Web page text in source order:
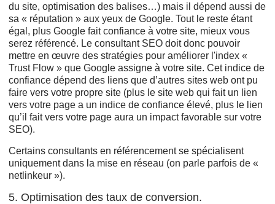
du site, optimisation des balises…) mais il dépend aussi de
sa « réputation » aux yeux de Google. Tout le reste étant
égal, plus Google fait confiance à votre site, mieux vous
serez référencé. Le consultant SEO doit donc pouvoir
mettre en œuvre des stratégies pour améliorer l'index «
Trust Flow » que Google assigne à votre site. Cet indice de
confiance dépend des liens que d’autres sites web ont pu
faire vers votre propre site (plus le site web qui fait un lien
vers votre page a un indice de confiance élevé, plus le lien
qu’il fait vers votre page aura un impact favorable sur votre
SEO).
Certains consultants en référencement se spécialisent
uniquement dans la mise en réseau (on parle parfois de «
netlinkeur »).
5. Optimisation des taux de conversion.